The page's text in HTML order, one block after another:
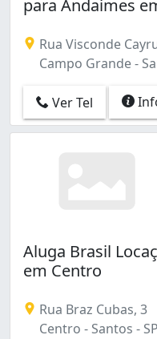
para Andaimes
Rua Visconde
Campo Grande -
Ver Tel
Aluga Brasil
em Centro
Rua Braz Cubas, 3
Centro - Santos - SP